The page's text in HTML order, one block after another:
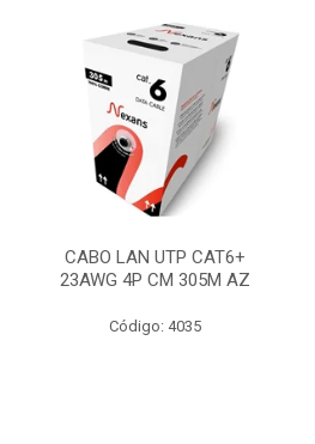
CABO LAN UTP CAT6+
23AWG 4P CM 305M AZ
Código: 4035